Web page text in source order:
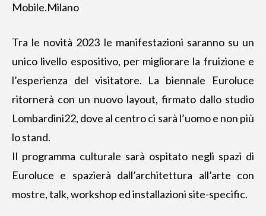
Mobile.Milano
Tra le novità 2023 le manifestazioni saranno su un
unico livello espositivo, per migliorare la fruizione e
l’esperienza del visitatore. La biennale Euroluce
ritornerà con un nuovo layout, firmato dallo studio
Lombardini22, dove al centro ci sarà l’uomo e non più
lo stand.
Il programma culturale sarà ospitato negli spazi di
Euroluce e spazierà dall’architettura all’arte con
mostre, talk, workshop ed installazioni site-specific.